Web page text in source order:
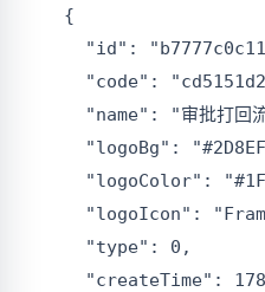
    {
"id":
"code":
"name": "审批打回
"logoBg":
"logoColor":
"logoIcon":
      "type": 0,
"createTime":